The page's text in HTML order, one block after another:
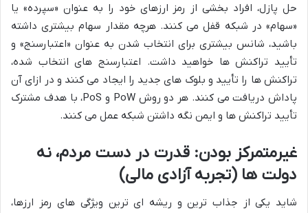
حل پازل، افراد بخشی از رمز ارزهای خود را به عنوان «سپرده» یا
«سهام» در شبکه قفل می کنند. هرچه مقدار سهام بیشتری داشته
باشید، شانس بیشتری برای انتخاب شدن به عنوان «اعتبارسنج» و
تأیید تراکنش ها خواهید داشت. اعتبارسنج های انتخاب شده،
تراکنش ها را تأیید و بلوک های جدید را ایجاد می کنند و در ازای آن
پاداش دریافت می کنند. هر دو روش PoW و PoS، با هدف مشترک
تأیید تراکنش ها و ایمن نگه داشتن شبکه عمل می کنند.
غیرمتمرکز بودن: قدرت در دست مردم، نه
دولت ها (تجربه آزادی مالی)
شاید یکی از جذاب ترین و ریشه ای ترین ویژگی های رمز ارزها،